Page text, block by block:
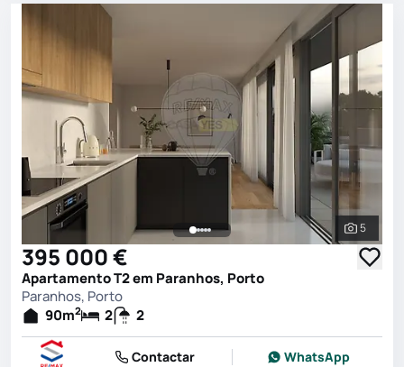
Ver
5
395 000 €
Apartamento T2 em Paranhos, Porto
Paranhos, Porto
90m2 2 2
Contactar WhatsApp